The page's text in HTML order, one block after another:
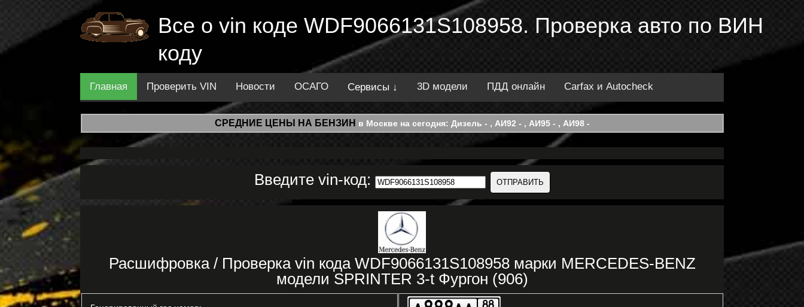
Все о vin коде WDF9066131S108958. Проверка авто по ВИН
коду
Главная Проверить VIN Новости ОСАГО Сервисы ↓ 3D модели ПДД онлайн Carfax и Autocheck
СРЕДНИЕ ЦЕНЫ НА БЕНЗИН в Москве на сегодня: Дизель - , АИ92 - , АИ95 - , АИ98 -
Введите vin-код:
Расшифровка / Проверка vin кода WDF9066131S108958 марки MERCEDES-BENZ
модели SPRINTER 3-t Фургон (906)